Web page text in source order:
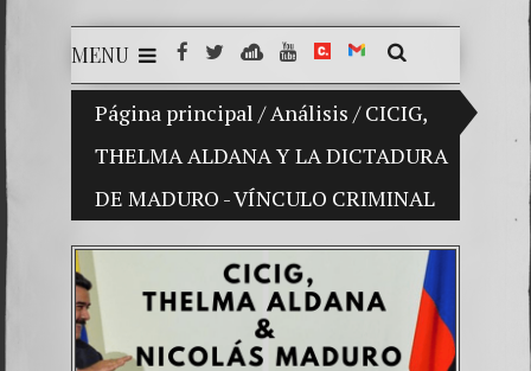
MENU
Página principal /Análisis / CICIG,
THELMA ALDANA Y LA DICTADURA
DE MADURO - VÍNCULO CRIMINAL
Vladimir Bitkov, una promesa del tenis
Una
7.